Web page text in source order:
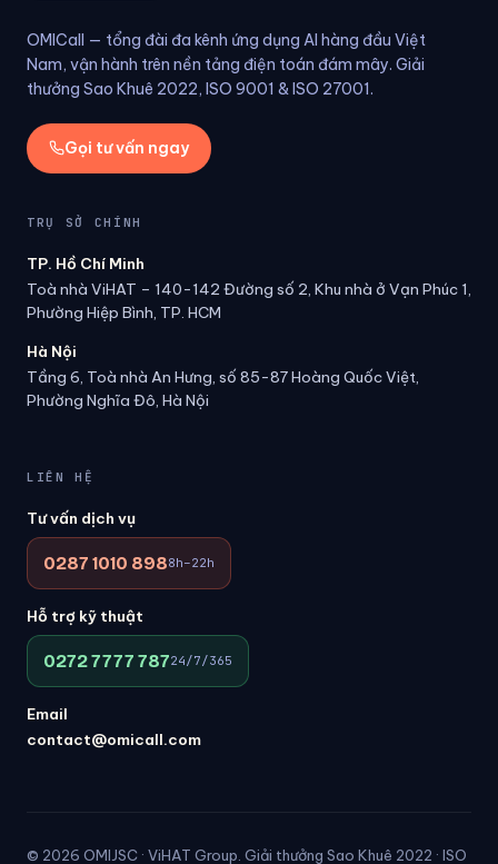
OMICall — tổng đài đa kênh ứng dụng AI hàng đầu Việt
Nam, vận hành trên nền tảng điện toán đám mây. Giải
thưởng Sao Khuê 2022, ISO 9001 & ISO 27001.
Gọi tư vấn ngay
TRỤ SỞ CHÍNH
TP. Hồ Chí Minh
Toà nhà ViHAT – 140-142 Đường số 2, Khu nhà ở Vạn Phúc 1,
Phường Hiệp Bình, TP. HCM
Hà Nội
Tầng 6, Toà nhà An Hưng, số 85-87 Hoàng Quốc Việt,
Phường Nghĩa Đô, Hà Nội
LIÊN HỆ
Tư vấn dịch vụ
0287 1010 8988h–22h
Hỗ trợ kỹ thuật
0272 7777 78724/7/365
Email
contact@omicall.com
© 2026 OMIJSC · ViHAT Group. Giải thưởng Sao Khuê 2022 · ISO